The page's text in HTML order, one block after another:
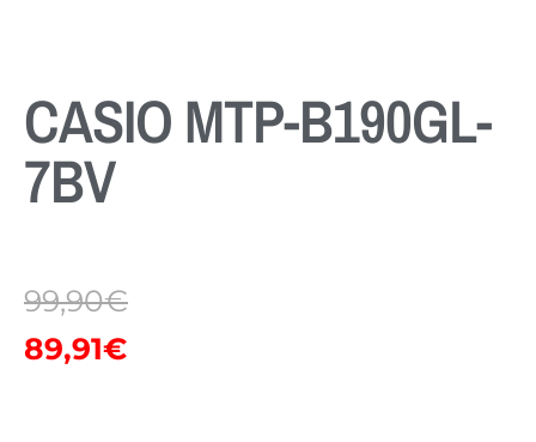
CASIO MTP-B190GL-
7BV
99,90€
89,91€